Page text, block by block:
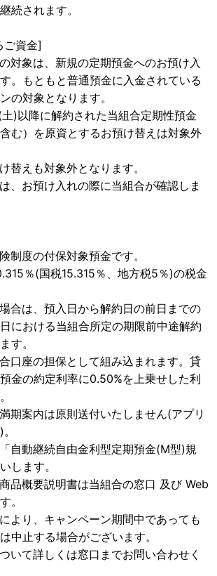
続されます。
ご資金]
対象は、新規の定期預金へのお預け入
。もともと普通預金に入金されている
の対象となります。
)以降に解約された当組合定期性預金
含む）を原資とするお預け替えは対象外
替えも対象外となります。
、お預け入れの際に当組合が確認しま
制度の付保対象預金です。
％(国税15.315％、地方税5％)の税金
合は、預入日から解約日の前日までの
における当組合所定の期限前中途解約
す。
口座の担保として組み込まれます。貸
金の約定利率に0.50%を上乗せした利
期案内は原則送付いたしません(アプリ
自動継続自由金利型定期預金(M型)規
します。
品概要説明書は当組合の窓口 及び Web
。
より、キャンペーン期間中であっても
中止する場合がございます。
いて詳しくは窓口までお問い合わせく